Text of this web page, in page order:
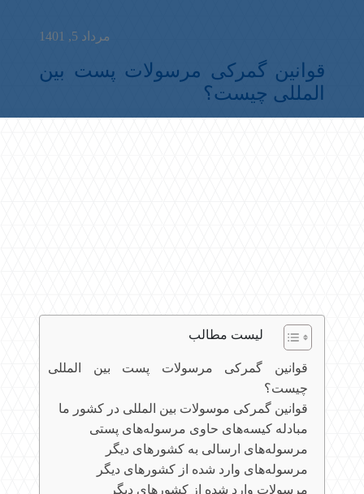
مرداد 5, 1401
قوانین گمرکی مرسولات پست بین
المللی چیست؟
لیست مطالب
قوانین گمرکی مرسولات پست بین المللی
چیست؟
قوانین گمرکی موسولات بین المللی در کشور ما
مبادله کیسه‌های حاوی مرسوله‌های پستی
مرسوله‌های ارسالی به کشورهای دیگر
مرسوله‌های وارد شده از کشورهای دیگر
مرسولات وارد شده از کشورهای دیگر